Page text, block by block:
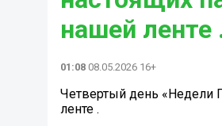
нашей ленте
01:08 08.05.2026 16+
Четвертый день «Недели
ленте .